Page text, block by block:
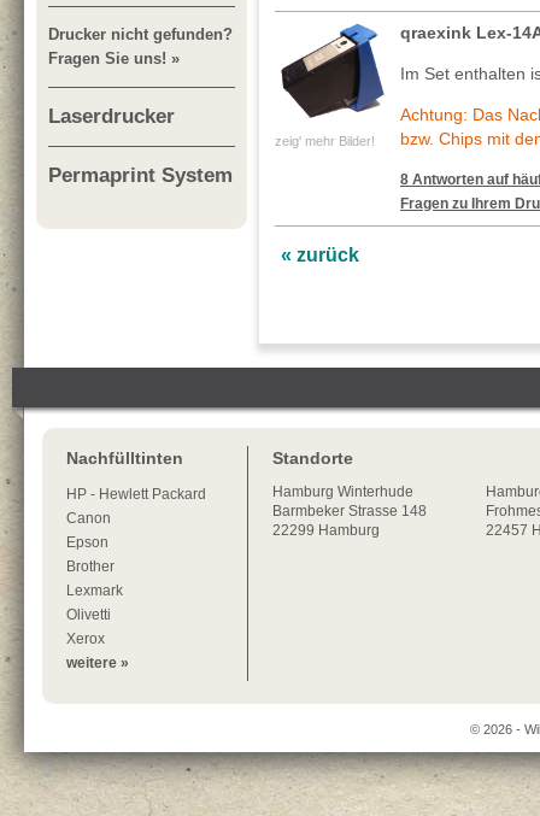
Drucker nicht gefunden?
Fragen Sie uns! »
Laserdrucker
Permaprint System
zeig' mehr Bilder!
qraexink Lex-
Im Set enthalten
Achtung: Das
bzw. Chips mit
8 Antworten auf
Fragen zu Ihrem
« zurück
Nachfülltinten
HP - Hewlett Packard
Canon
Epson
Brother
Lexmark
Olivetti
Xerox
weitere »
Standorte
Hamburg Winterhude
Barmbeker Strasse 148
22299 Hamburg
22457
© 2026 -